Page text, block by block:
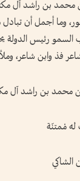
بن راشد آل
وما أجمل أن
رئيس الدولة
فذ وابن شاعر، وملأ
محمد بن راشد آل
مْمتنّة
الشاكي